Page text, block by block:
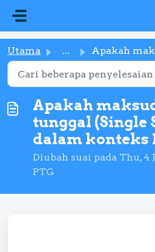
Utama ... Apakah maksud log masuk tunggal (Single Sign-on)
Apakah
tunggal (Single
dalam konteks
Diubah suai pada Thu, 4
PTG